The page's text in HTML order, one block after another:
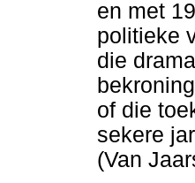
en met
politieke
die
of die
sekere
(Van